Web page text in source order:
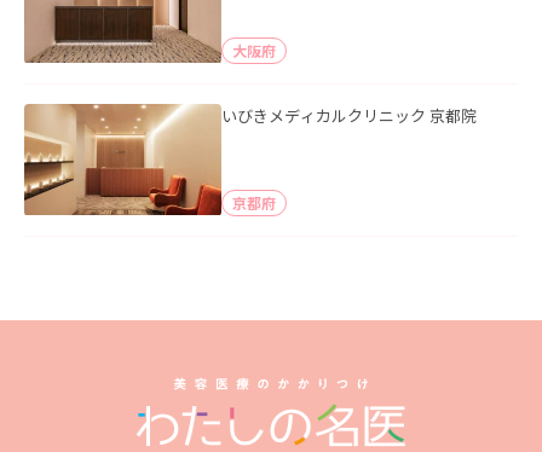
大阪府
いびきメディカルクリニック 京都院
京都府